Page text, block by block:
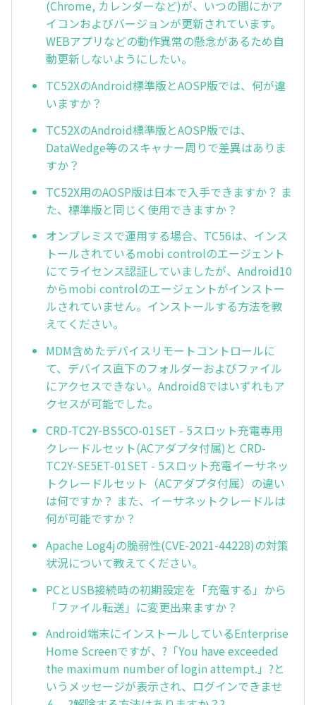
(Chrome, カレンダーなど)が、いつの間にかア
イコンおよびバージョンが更新されています。
WEBアプリなどの動作異常の懸念があるため自
動更新しないようにしたい。
TC52XのAndroid標準版とAOSP版では、何が違
いますか？
TC52XのAndroid標準版とAOSP版では、
DataWedge等のスキャナー周りで差異はありま
すか？
TC52X用のAOSP版は日本で入手できますか？ ま
た、標準版と同じく使用できますか？
オンプレミスで運用する場合、TC56は、インス
トールされているmobi controlのエージェント
にてライセンス認証していましたが、Android10
からmobi controlのエージェントがインストー
ルされていません。インストールする方法を教
えてください。
MDM含めたデバイスリモートコントロールに
て、デバイス直下のフォルダーおよびファイル
にアクセスできない。Android8ではいずれもア
クセスが可能でした。
CRD-TC2Y-BS5CO-01SET - 5スロット充電専用
クレードルセット(ACアダプタ付属)と CRD-
TC2Y-SE5ET-01SET - 5スロット充電イーサネッ
トクレードルセット（ACアダプタ付属）の違い
は何ですか？ また、イーサネットクレードルは
何が可能ですか？
Apache Log4jの脆弱性(CVE-2021-44228)の対策
状況について教えてください。
PCとUSB接続時の初期設定を「充電する」から
「ファイル転送」に変更出来ますか？
Android端末にインストールしているEnterprise
Home Screenですが、?「You have exceeded
the maximum number of login attempt.」?と
いうメッセージが表示され、ログインできませ